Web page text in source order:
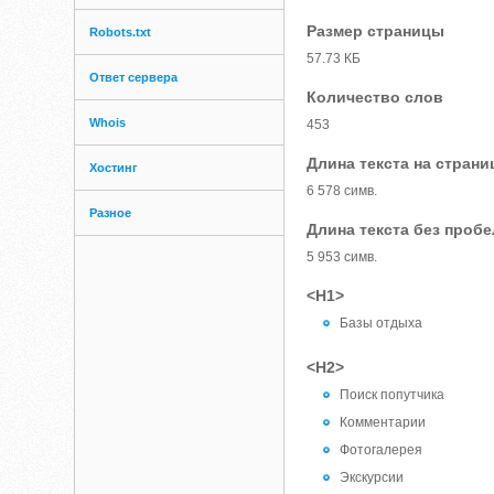
Robots.txt
Ответ сервера
Whois
Хостинг
Разное
Размер страницы
57.73 КБ
Количество слов
453
Длина текста на
6 578 симв.
Длина текста без
5 953 симв.
<H1>
Базы отдыха
<H2>
Поиск попутчика
Комментарии
Фотогалерея
Экскурсии